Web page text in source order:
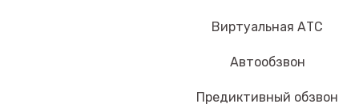
Виртуальная АТС
Автообзвон
Предиктивный обзвон